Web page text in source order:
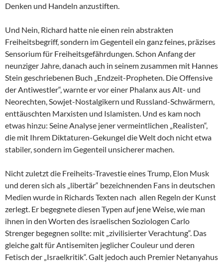
Denken und Handeln anzustiften.
Und Nein, Richard hatte nie einen rein abstrakten
Freiheitsbegriff, sondern im Gegenteil ein ganz feines, präzises
Sensorium für Freiheitsgefährdungen. Schon Anfang der
neunziger Jahre, danach auch in seinem zusammen mit Hannes
Stein geschriebenen Buch „Endzeit-Propheten. Die Offensive
der Antiwestler“, warnte er vor einer Phalanx aus Alt- und
Neorechten, Sowjet-Nostalgikern und Russland-Schwärmern,
enttäuschten Marxisten und Islamisten. Und es kam noch
etwas hinzu: Seine Analyse jener vermeintlichen „Realisten“,
die mit Ihrem Diktaturen-Gekungel die Welt doch nicht etwa
stabiler, sondern im Gegenteil unsicherer machen.
Nicht zuletzt die Freiheits-Travestie eines Trump, Elon Musk
und deren sich als „libertär“ bezeichnenden Fans in deutschen
Medien wurde in Richards Texten nach allen Regeln der Kunst
zerlegt. Er begegnete diesen Typen auf jene Weise, wie man
ihnen in den Worten des israelischen Soziologen Carlo
Strenger begegnen sollte: mit „zivilisierter Verachtung“. Das
gleiche galt für Antisemiten jeglicher Couleur und deren
Fetisch der „Israelkritik“. Galt jedoch auch Premier Netanyahus